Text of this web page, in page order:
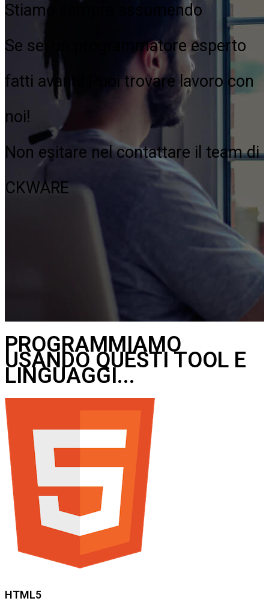
Stiamo sempre assumendo
Se sei un programmatore esperto
fatti avanti! Puoi trovare lavoro con
noi!
Non esitare nel contattare il team di
CKWARE
PROGRAMMIAMO
USANDO QUESTI TOOL E
LINGUAGGI...
HTML5